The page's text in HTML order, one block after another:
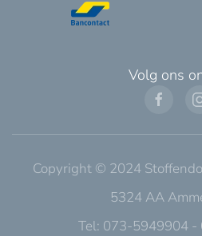
Volg ons
Copyright © 2024
5324 AA
Tel: 073-5949904